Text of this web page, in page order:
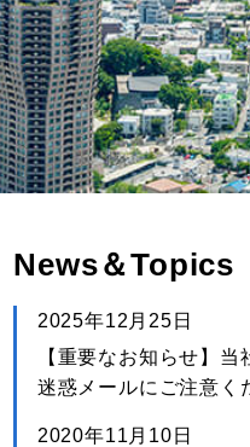
News＆Topics
2025年12月25日
【重要なお知らせ】
迷惑メールにご注意く
2020年11月10日